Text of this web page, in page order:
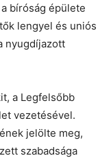
bíróság épülete
lengyel és uniós
nyugdíjazott
a Legfelsőbb
vezetésével.
jelölte meg,
szabadsága